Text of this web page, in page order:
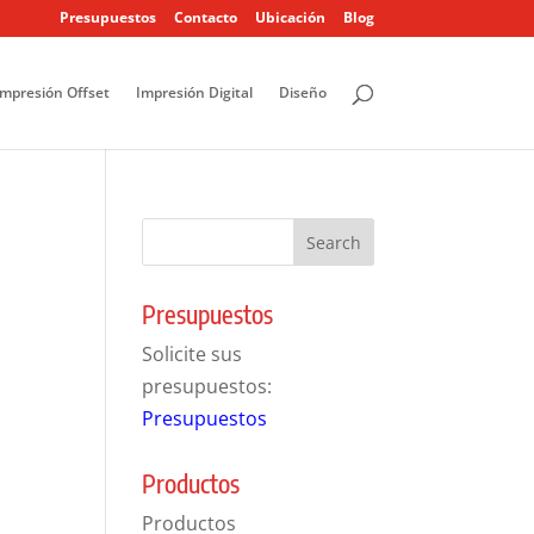
Presupuestos Contacto Ubicación Blog
Offset Impresión Digital Diseño
Presupuestos
Solicite sus
presupuestos:
Presupuestos
Productos
Productos